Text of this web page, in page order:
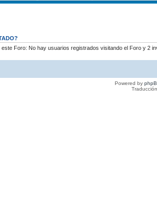
Foro: No hay usuarios registrados visitando el Foro y 2
Powered by